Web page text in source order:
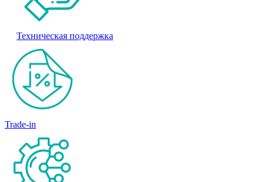
Техническая поддержка
Trade-in